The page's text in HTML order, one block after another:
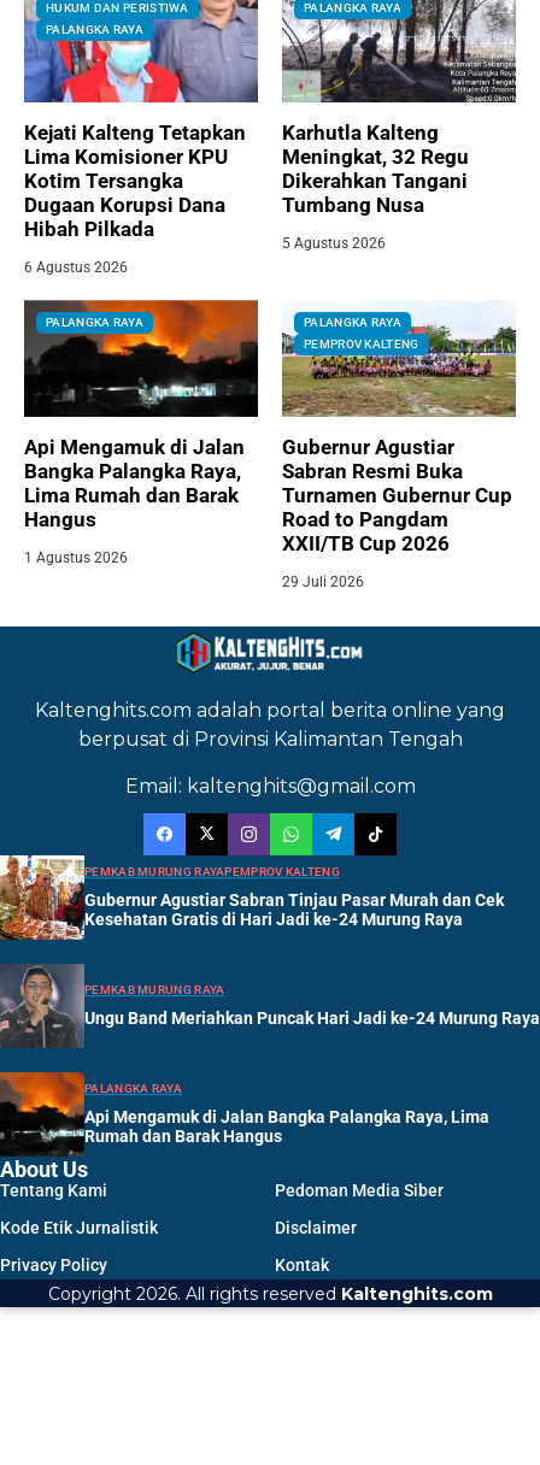
HUKUM DAN PERISTIWA
PALANGKA RAYA
Kejati Kalteng Tetapkan
Lima Komisioner KPU
Kotim Tersangka
Dugaan Korupsi Dana
Hibah Pilkada
6 Agustus 2026
PALANGKA RAYA
Karhutla Kalteng
Meningkat, 32 Regu
Dikerahkan Tangani
Tumbang Nusa
5 Agustus 2026
PALANGKA RAYA
Api Mengamuk di Jalan
Bangka Palangka Raya,
Lima Rumah dan Barak
Hangus
1 Agustus 2026
PALANGKA RAYA
PEMPROV KALTENG
Gubernur Agustiar
Sabran Resmi Buka
Turnamen Gubernur Cup
Road to Pangdam
XXII/TB Cup 2026
29 Juli 2026
Kaltenghits.com adalah portal berita online yang
berpusat di Provinsi Kalimantan Tengah
Email: kaltenghits@gmail.com
PEMKAB MURUNG RAYAPEMPROV KALTENG
Gubernur Agustiar Sabran Tinjau Pasar Murah dan Cek
Kesehatan Gratis di Hari Jadi ke-24 Murung Raya
PEMKAB MURUNG RAYA
Ungu Band Meriahkan Puncak Hari Jadi ke-24 Murung Raya
PALANGKA RAYA
Api Mengamuk di Jalan Bangka Palangka Raya, Lima
Rumah dan Barak Hangus
About Us
Tentang Kami
Pedoman Media Siber
Kode Etik Jurnalistik
Disclaimer
Privacy Policy
Kontak
Copyright 2026. All rights reserved Kaltenghits.com